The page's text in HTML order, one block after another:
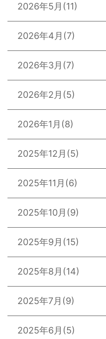
2026年5月 (11)
2026年4月 (7)
2026年3月 (7)
2026年2月 (5)
2026年1月 (8)
2025年12月 (5)
2025年11月 (6)
2025年10月 (9)
2025年9月 (15)
2025年8月 (14)
2025年7月 (9)
2025年6月 (5)